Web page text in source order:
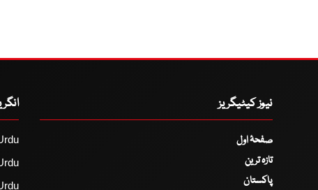
نیوز کیٹیگریز
صفحۂ اول
تازہ ترین
پاکستان